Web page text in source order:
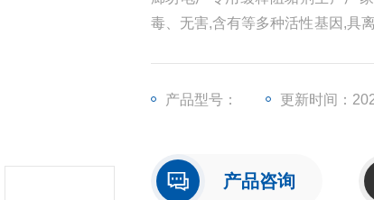
毒、无害,含有等多种活性基因,具
用 产品型号： 更新时间：
产品咨询